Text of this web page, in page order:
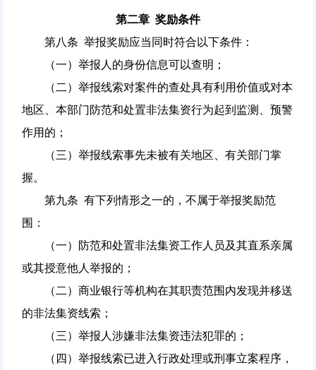
第二章 奖励条件
第八条 举报奖励应当同时符合以下条件：
（一）举报人的身份信息可以查明；
（二）举报线索对案件的查处具有利用价值或对本
地区、本部门防范和处置非法集资行为起到监测、预警
作用的；
（三）举报线索事先未被有关地区、有关部门掌
握。
第九条 有下列情形之一的，不属于举报奖励范
围：
（一）防范和处置非法集资工作人员及其直系亲属
或其授意他人举报的；
（二）商业银行等机构在其职责范围内发现并移送
的非法集资线索；
（三）举报人涉嫌非法集资违法犯罪的；
（四）举报线索已进入行政处理或刑事立案程序，